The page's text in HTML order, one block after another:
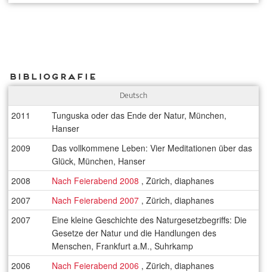
Bibliografie
Deutsch
2011
Tunguska oder das Ende der Natur, München,
Hanser
2009
Das vollkommene Leben: Vier Meditationen über das
Glück, München, Hanser
2008
Nach Feierabend 2008 , Zürich, diaphanes
2007
Nach Feierabend 2007 , Zürich, diaphanes
2007
Eine kleine Geschichte des Naturgesetzbegriffs: Die
Gesetze der Natur und die Handlungen des
Menschen, Frankfurt a.M., Suhrkamp
2006
Nach Feierabend 2006 , Zürich, diaphanes